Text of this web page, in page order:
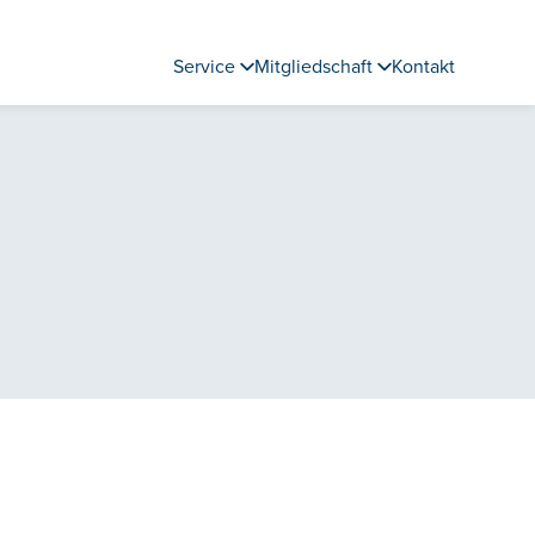
Service Mitgliedschaft Kontakt